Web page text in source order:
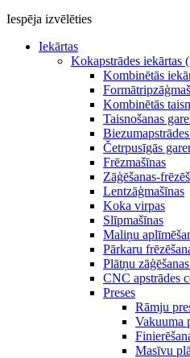
Iespēja izvēlēties
Iekārtas
Kokapstrādes iekārtas
Kombinētās
Kombinētās
Taisnošanas
Četrpusīgās
Frēzmašīnas
Zāģēšanas-
Lentzāģmašīnas
Koka virpas
Slīpmašīnas
Maliņu
Pārkaru
Plātņu
CNC apstrādes
Preses
Rāmju
Vakuuma
Masīvu